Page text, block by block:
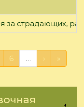
за страдающих,
6 … › »